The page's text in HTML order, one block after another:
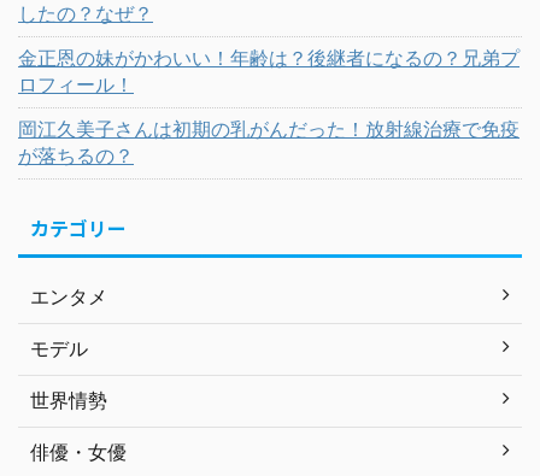
したの？なぜ？
金正恩の妹がかわいい！年齢は？後継者になるの？兄弟プ
ロフィール！
岡江久美子さんは初期の乳がんだった！放射線治療で免疫
が落ちるの？
カテゴリー
エンタメ
モデル
世界情勢
俳優・女優